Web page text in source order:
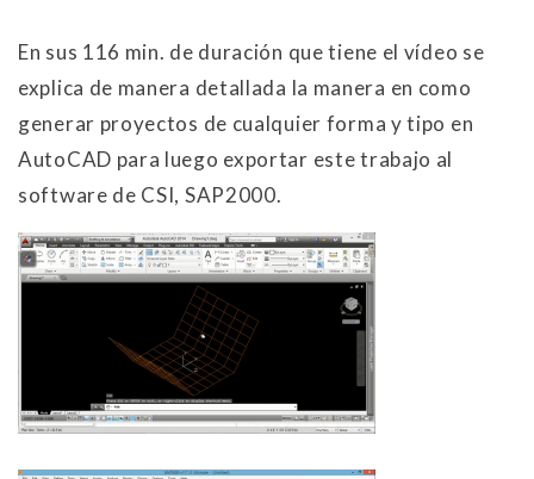
En sus 116 min. de duración que tiene el vídeo se
explica de manera detallada la manera en como
generar proyectos de cualquier forma y tipo en
AutoCAD para luego exportar este trabajo al
software de CSI, SAP2000.